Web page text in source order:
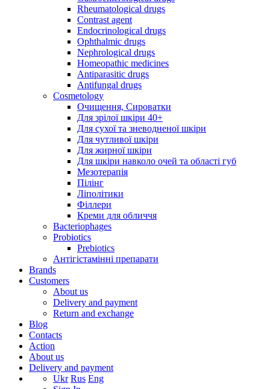
Rheumatological drugs
Contrast agent
Endocrinological drugs
Ophthalmic drugs
Nephrological drugs
Homeopathic medicines
Antiparasitic drugs
Antifungal drugs
Cosmetology
Очищення, Сироватки
Для зрілої шкіри 40+
Для сухої та зневодненої шкіри
Для чутливої шкіри
Для жирної шкіри
Для шкіри навколо очей та області губ
Мезотерапія
Пілінг
Ліполітики
Філлери
Креми для обличчя
Bacteriophages
Probiotics
Prebiotics
Антігістамінні препарати
Brands
Customers
About us
Delivery and payment
Return and exchange
Blog
Contacts
Action
About us
Delivery and payment
Ukr Rus Eng